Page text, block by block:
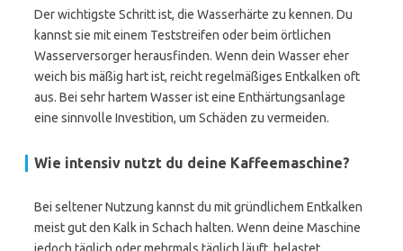
Der wichtigste Schritt ist, die Wasserhärte zu kennen. Du
kannst sie mit einem Teststreifen oder beim örtlichen
Wasserversorger herausfinden. Wenn dein Wasser eher
weich bis mäßig hart ist, reicht regelmäßiges Entkalken oft
aus. Bei sehr hartem Wasser ist eine Enthärtungsanlage
eine sinnvolle Investition, um Schäden zu vermeiden.
Wie intensiv nutzt du deine Kaffeemaschine?
Bei seltener Nutzung kannst du mit gründlichem Entkalken
meist gut den Kalk in Schach halten. Wenn deine Maschine